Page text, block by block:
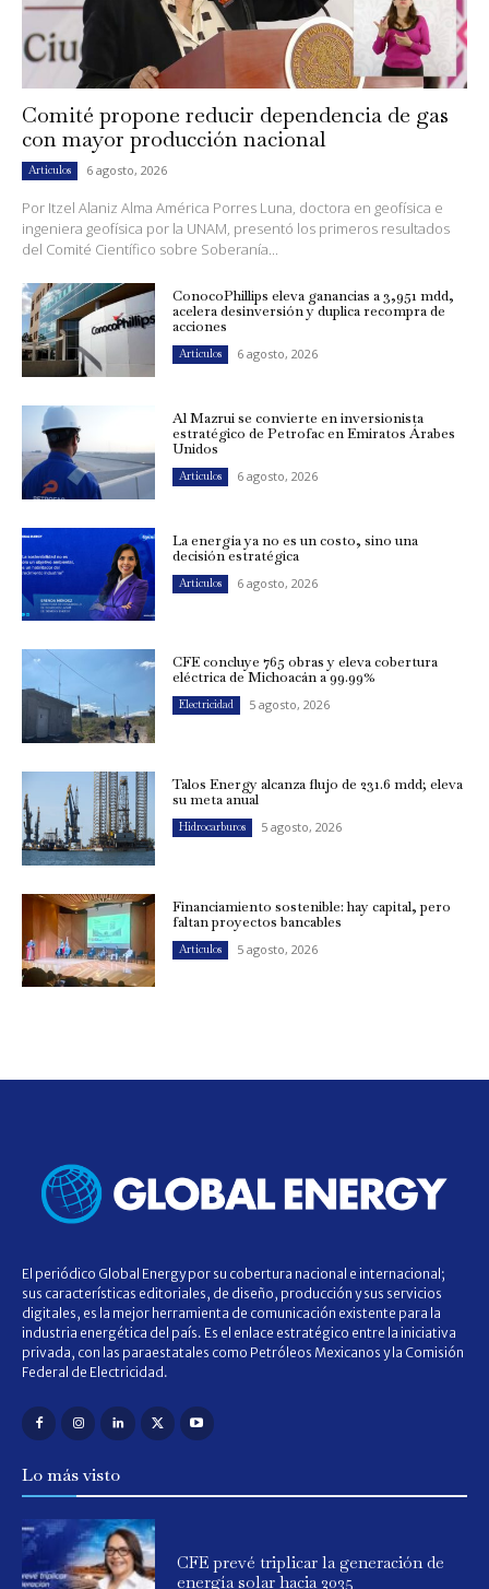
Comité propone reducir dependencia de gas
con mayor producción nacional
Artículos 6 agosto, 2026
Por Itzel Alaniz Alma América Porres Luna, doctora en geofísica e
ingeniera geofísica por la UNAM, presentó los primeros resultados
del Comité Científico sobre Soberanía...
ConocoPhillips eleva ganancias a 3,951 mdd,
acelera desinversión y duplica recompra de
acciones
Artículos 6 agosto, 2026
Al Mazrui se convierte en inversionista
estratégico de Petrofac en Emiratos Árabes
Unidos
Artículos 6 agosto, 2026
La energía ya no es un costo, sino una
decisión estratégica
Artículos 6 agosto, 2026
CFE concluye 765 obras y eleva cobertura
eléctrica de Michoacán a 99.99%
Electricidad 5 agosto, 2026
Talos Energy alcanza flujo de 231.6 mdd; eleva
su meta anual
Hidrocarburos 5 agosto, 2026
Financiamiento sostenible: hay capital, pero
faltan proyectos bancables
Artículos 5 agosto, 2026
El periódico Global Energy por su cobertura nacional e internacional;
sus características editoriales, de diseño, producción y sus servicios
digitales, es la mejor herramienta de comunicación existente para la
industria energética del país. Es el enlace estratégico entre la iniciativa
privada, con las paraestatales como Petróleos Mexicanos y la Comisión
Federal de Electricidad.
Lo más visto
CFE prevé triplicar la generación de
energía solar hacia 2035